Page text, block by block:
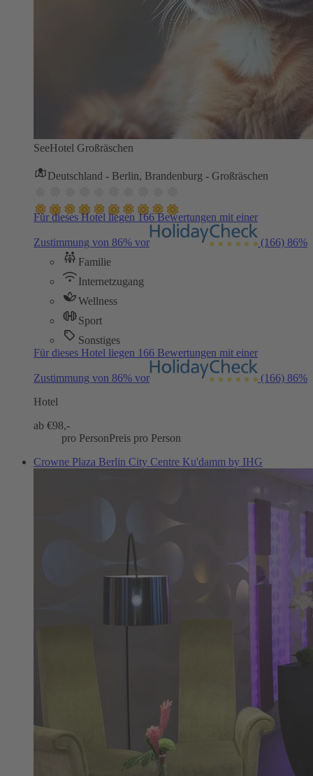
SeeHotel Großräschen
Deutschland - Berlin, Brandenburg - Großräschen
Für dieses Hotel liegen 166 Bewertungen mit einer
Zustimmung von 86% vor (166) 86%
Familie
Internetzugang
Wellness
Sport
Sonstiges
Für dieses Hotel liegen 166 Bewertungen mit einer
Zustimmung von 86% vor (166) 86%
Hotel
ab €98,-
pro PersonPreis pro Person
Crowne Plaza Berlin City Centre Ku'damm by IHG